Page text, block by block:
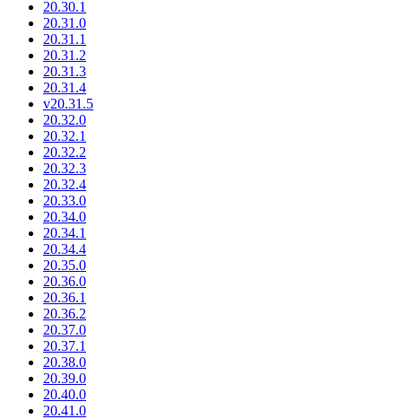
20.30.1
20.31.0
20.31.1
20.31.2
20.31.3
20.31.4
v20.31.5
20.32.0
20.32.1
20.32.2
20.32.3
20.32.4
20.33.0
20.34.0
20.34.1
20.34.4
20.35.0
20.36.0
20.36.1
20.36.2
20.37.0
20.37.1
20.38.0
20.39.0
20.40.0
20.41.0